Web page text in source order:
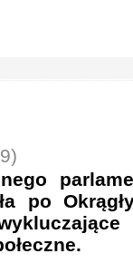
po